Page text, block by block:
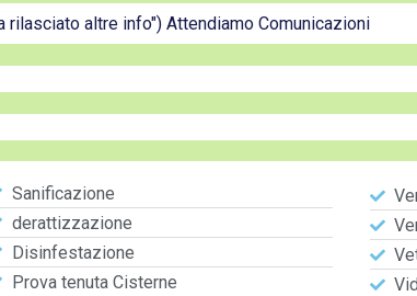
rilasciato altre info") Attendiamo Comunicazioni
Sanificazione
derattizzazione
Disinfestazione
Prova tenuta Cisterne